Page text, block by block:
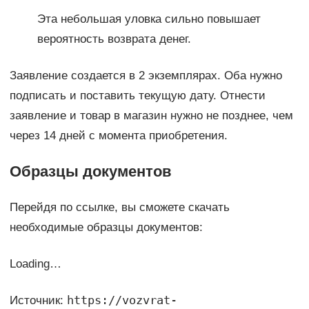
Эта небольшая уловка сильно повышает
вероятность возврата денег.
Заявление создается в 2 экземплярах. Оба нужно
подписать и поставить текущую дату. Отнести
заявление и товар в магазин нужно не позднее, чем
через 14 дней с момента приобретения.
Образцы документов
Перейдя по ссылке, вы сможете скачать
необходимые образцы документов:
Loading…
Источник: https://vozvrat-